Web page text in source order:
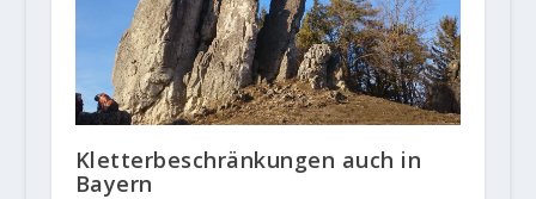
Kletterbeschränkungen auch in
Bayern